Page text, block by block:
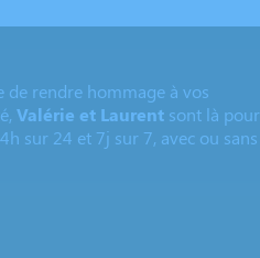
de rendre hommage à vos
Valérie et Laurent sont là pour
sur 24 et 7j sur 7, avec ou sans